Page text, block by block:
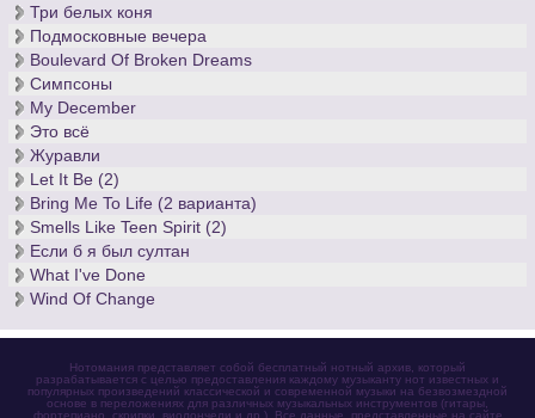
Три белых коня
Подмосковные вечера
Boulevard Of Broken Dreams
Симпсоны
My December
Это всё
Журавли
Let It Be (2)
Bring Me To Life (2 варианта)
Smells Like Teen Spirit (2)
Если б я был султан
What I've Done
Wind Of Change
Нотомания представляет собой бесплатный нотный архив, который
разрабатывается с целью предоставления каждому музыканту нот известных и
популярных произведений классической и современной музыки на безвозмездной
основе в переложениях для различных музыкальных инструментов (гитары,
фортепиано, скрипки, виолончели и др.). Все данные, представленные на сайте